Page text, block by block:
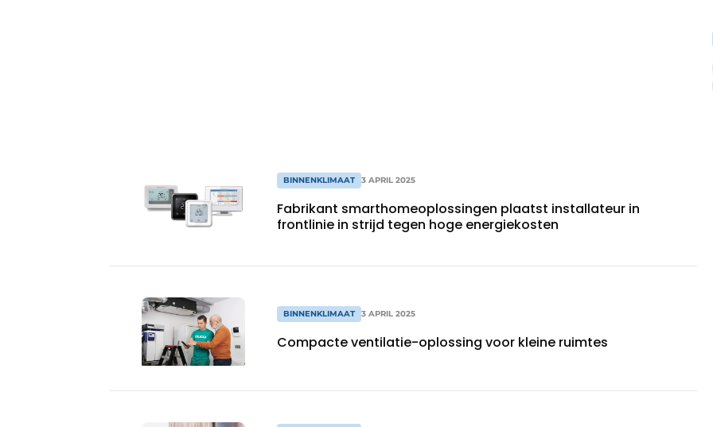
BINNENKLIMAAT 3 APRIL 2025
Fabrikant smarthomeoplossingen plaatst installateur in
frontlinie in strijd tegen hoge energiekosten
BINNENKLIMAAT 3 APRIL 2025
Compacte ventilatie-oplossing voor kleine ruimtes